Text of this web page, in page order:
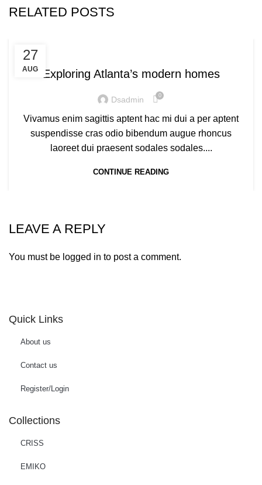
RELATED POSTS
27
AUG Exploring Atlanta’s modern homes
Dsadmin 0
Vivamus enim sagittis aptent hac mi dui a per aptent
suspendisse cras odio bibendum augue rhoncus
laoreet dui praesent sodales sodales....
CONTINUE READING
LEAVE A REPLY
You must be logged in to post a comment.
Quick Links
About us
Contact us
Register/Login
Collections
CRISS
EMIKO